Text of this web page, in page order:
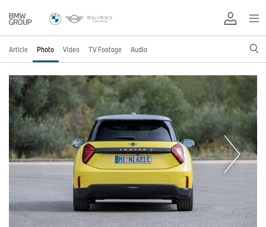
Article Photo Video TV Footage Audio